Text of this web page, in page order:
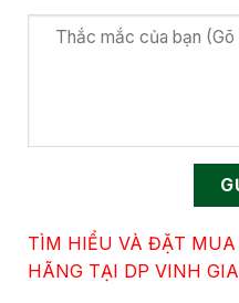
TÌM HIỂU VÀ ĐẶT MUA
HÃNG TẠI DP VINH GIA